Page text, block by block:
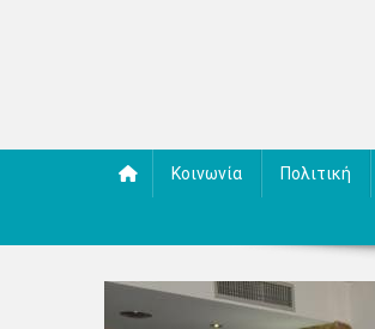
Κοινωνία Πολιτική